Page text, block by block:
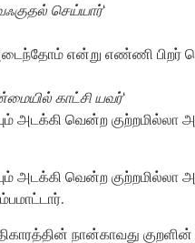
செய்யார்‘
என்று எண்ணி பிறர்
காட்சி யவர்‘
அடக்கி வென்ற குற்றமில்லா
அடக்கி வென்ற
நான்காவது